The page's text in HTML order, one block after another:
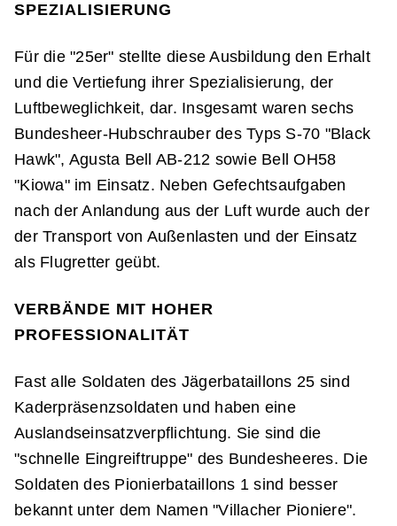
SPEZIALISIERUNG
Für die "25er" stellte diese Ausbildung den Erhalt
und die Vertiefung ihrer Spezialisierung, der
Luftbeweglichkeit, dar. Insgesamt waren sechs
Bundesheer-Hubschrauber des Typs S-70 "Black
Hawk", Agusta Bell AB-212 sowie Bell OH58
"Kiowa" im Einsatz. Neben Gefechtsaufgaben
nach der Anlandung aus der Luft wurde auch der
der Transport von Außenlasten und der Einsatz
als Flugretter geübt.
VERBÄNDE MIT HOHER
PROFESSIONALITÄT
Fast alle Soldaten des Jägerbataillons 25 sind
Kaderpräsenzsoldaten und haben eine
Auslandseinsatzverpflichtung. Sie sind die
"schnelle Eingreiftruppe" des Bundesheeres. Die
Soldaten des Pionierbataillons 1 sind besser
bekannt unter dem Namen "Villacher Pioniere".